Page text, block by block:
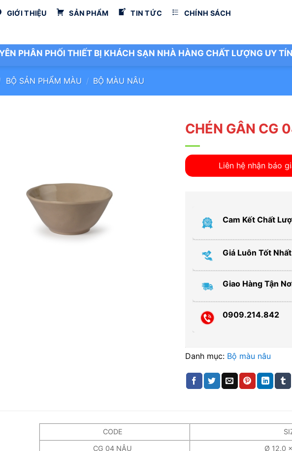
GIỚI THIỆU SẢN PHẨM TIN TỨC CHÍNH SÁCH
PHÂN PHỐI THIẾT BỊ KHÁCH SẠN NHÀ HÀNG CHẤT LƯỢNG UY TÍN
BỘ SẢN PHẨM MÀU / BỘ MÀU NÂU
CHÉN GÂN CG
Liên hệ nhận báo
Cam Kết Chất
Giá Luôn Tốt Nhất
Giao Hàng Tận
0909.214.842
Danh mục: Bộ màu nâu
CODE
CG 04 NÂU
Ø 12.0